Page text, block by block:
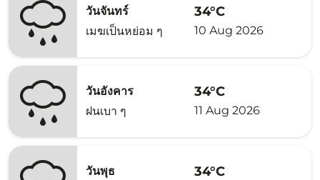
วันจันทร์
เมฆเป็นหย่อม ๆ
34°C
10 Aug 2026
วันอังคาร
ฝนเบา ๆ
34°C
11 Aug 2026
วันพุธ
34°C